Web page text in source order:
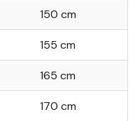
150 cm
155 cm
165 cm
170 cm